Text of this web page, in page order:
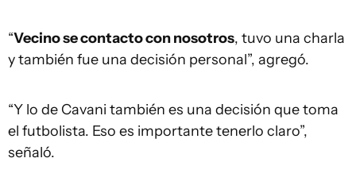
“Vecino se contacto con nosotros, tuvo una charla
y también fue una decisión personal”, agregó.
“Y lo de Cavani también es una decisión que toma
el futbolista. Eso es importante tenerlo claro”,
señaló.